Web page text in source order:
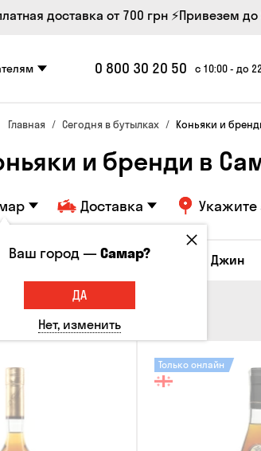
доставка от 700 грн ⚡Привезем
0 800 30 20 50 с 10:00 - до
Главная Сегодня в бутылках Коньяки и
и бренди в
Доставка Укажите
настойки Коньяки и бренди Джин
Только онлайн
Ваш город —Самар?
ДА
Нет, изменить